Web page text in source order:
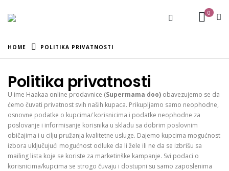
0
HOME POLITIKA PRIVATNOSTI
Politika privatnosti
U ime Haakaa online prodavnice (Supermama doo) obavezujemo se da
ćemo čuvati privatnost svih naših kupaca. Prikupljamo samo neophodne,
osnovne podatke o kupcima/ korisnicima i podatke neophodne za
poslovanje i informisanje korisnika u skladu sa dobrim poslovnim
običajima i u cilju pružanja kvalitetne usluge. Dajemo kupcima mogućnost
izbora uključujući mogućnost odluke da li žele ili ne da se izbrišu sa
mailing lista koje se koriste za marketinške kampanje. Svi podaci o
korisnicima/kupcima se strogo čuvaju i dostupni su samo zaposlenima